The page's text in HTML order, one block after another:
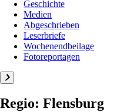
Geschichte
Medien
Abgeschrieben
Leserbriefe
Wochenendbeilage
Fotoreportagen
Regio: Flensburg